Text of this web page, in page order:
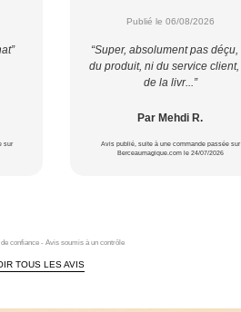
sur
Publié le 06/08/2026
“Super, absolument pas déçu,
du produit, ni du service
de la livr...”
Par Mehdi R.
Avis publié, suite à une commande passée sur
Berceaumagique.com le 24/07/2026
confiance - Avis soumis à un contrôle
TOUS LES AVIS